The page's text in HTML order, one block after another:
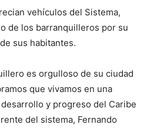
vehículos del Sistema,
de los barranquilleros por su
sus habitantes.
es orgulloso de su ciudad
que vivamos en una
desarrollo y progreso del Caribe
del sistema, Fernando